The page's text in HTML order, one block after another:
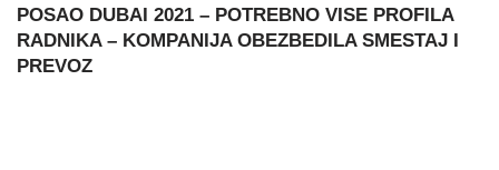
POSAO DUBAI 2021 – POTREBNO VISE PROFILA
RADNIKA – KOMPANIJA OBEZBEDILA SMESTAJ I
PREVOZ